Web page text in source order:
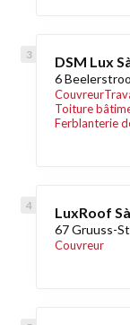
DSM Lux
6
Couvreur
Toiture
Ferblanterie
LuxRoof
67 Gruuss-
Couvreur